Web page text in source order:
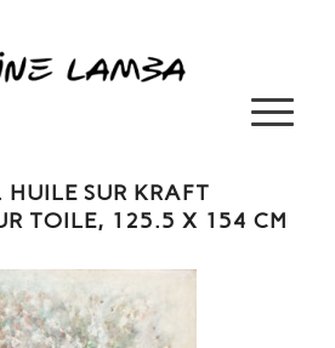
SUR KRAFT
TOILE, 125.5 X 154 CM